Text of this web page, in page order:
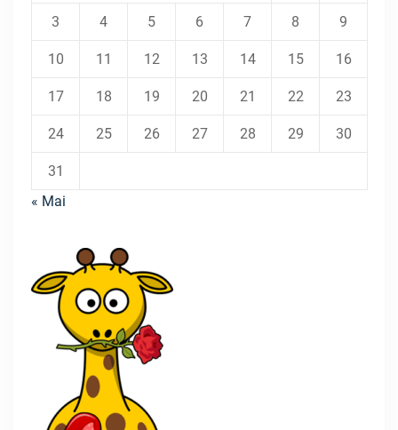
3 4 5 6 7 8 9
10 11 12 13 14 15 16
17 18 19 20 21 22 23
24 25 26 27 28 29 30
31
« Mai